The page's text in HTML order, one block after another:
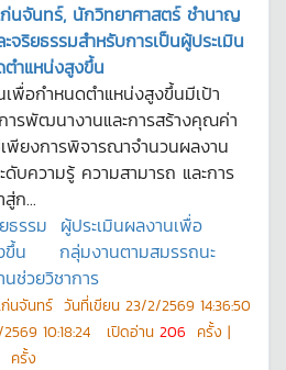
นจันทร์, นักวิทยาศาสตร์ ชำนาญ
จริยธรรมสำหรับการเป็นผู้ประเมิน
ำแหน่งสูงขึ้น
เพื่อกำหนดตำแหน่งสูงขึ้นมีเป้า
ารพัฒนางานและการสร้างคุณค่า
พียงการพิจารณาจำนวนผลงาน
บความรู้ ความสามารถ และการ
ก...
ธรรม ผู้ประเมินผลงานเพื่อ
ขึ้น
กลุ่มงานตามสมรรถนะ
ช่วยวิชาการ
นจันทร์ วันที่เขียน 23/2/2569 14:36:50
10:18:24 เปิดอ่าน 206 ครั้ง |
ครั้ง